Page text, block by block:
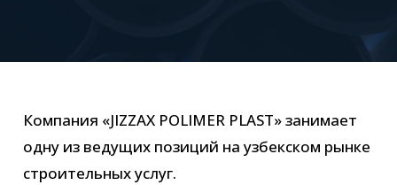
Компания «JIZZAX POLIMER PLAST» занимает
одну из ведущих позиций на узбекском рынке
строительных услуг.